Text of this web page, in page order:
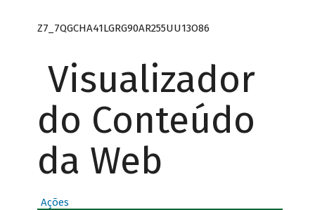
Z7_7QGCHA41LGRG90AR255UU13O86
Visualizador
do Conteúdo
da Web
Ações